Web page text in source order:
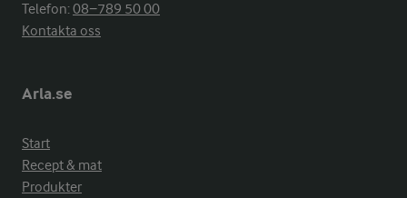
Telefon:08−789 50 00
Kontakta oss
Arla.se
Start
Recept & mat
Produkter